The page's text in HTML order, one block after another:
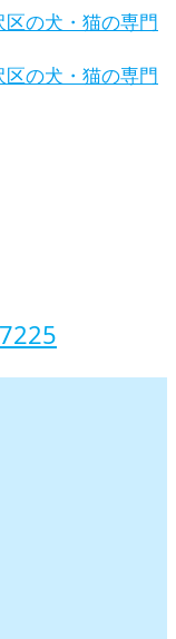
院｜横
専門